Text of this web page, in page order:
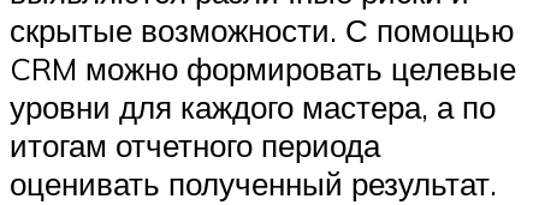
скрытые возможности. С помощью
CRM можно формировать целевые
уровни для каждого мастера, а по
итогам отчетного периода
оценивать полученный результат.